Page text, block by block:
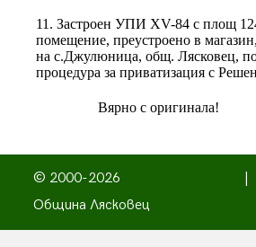
11. Застроен УПИ ХV-84 с площ
помещение, преустроено в
на с.Джулюница, общ. Лясковец,
процедура за приватизация с
Вярно с оригинала!
© 2000-2026
Община Лясковец